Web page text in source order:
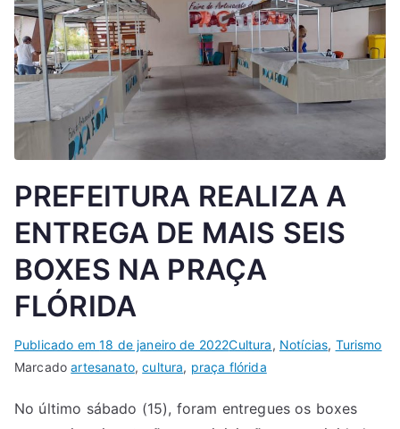
PREFEITURA REALIZA A
ENTREGA DE MAIS SEIS
BOXES NA PRAÇA
FLÓRIDA
Publicado em18 de janeiro de 2022Cultura, Notícias, Turismo
Marcadoartesanato,cultura, praça flórida
No último sábado (15), foram entregues os boxes